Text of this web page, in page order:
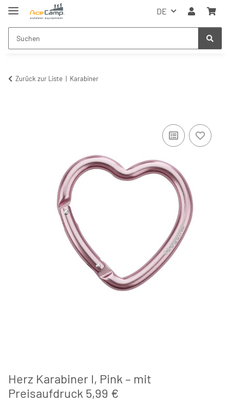
DE
Zurück zur Liste Karabiner
Herz Karabiner I, Pink – mit
Preisaufdruck 5,99 €